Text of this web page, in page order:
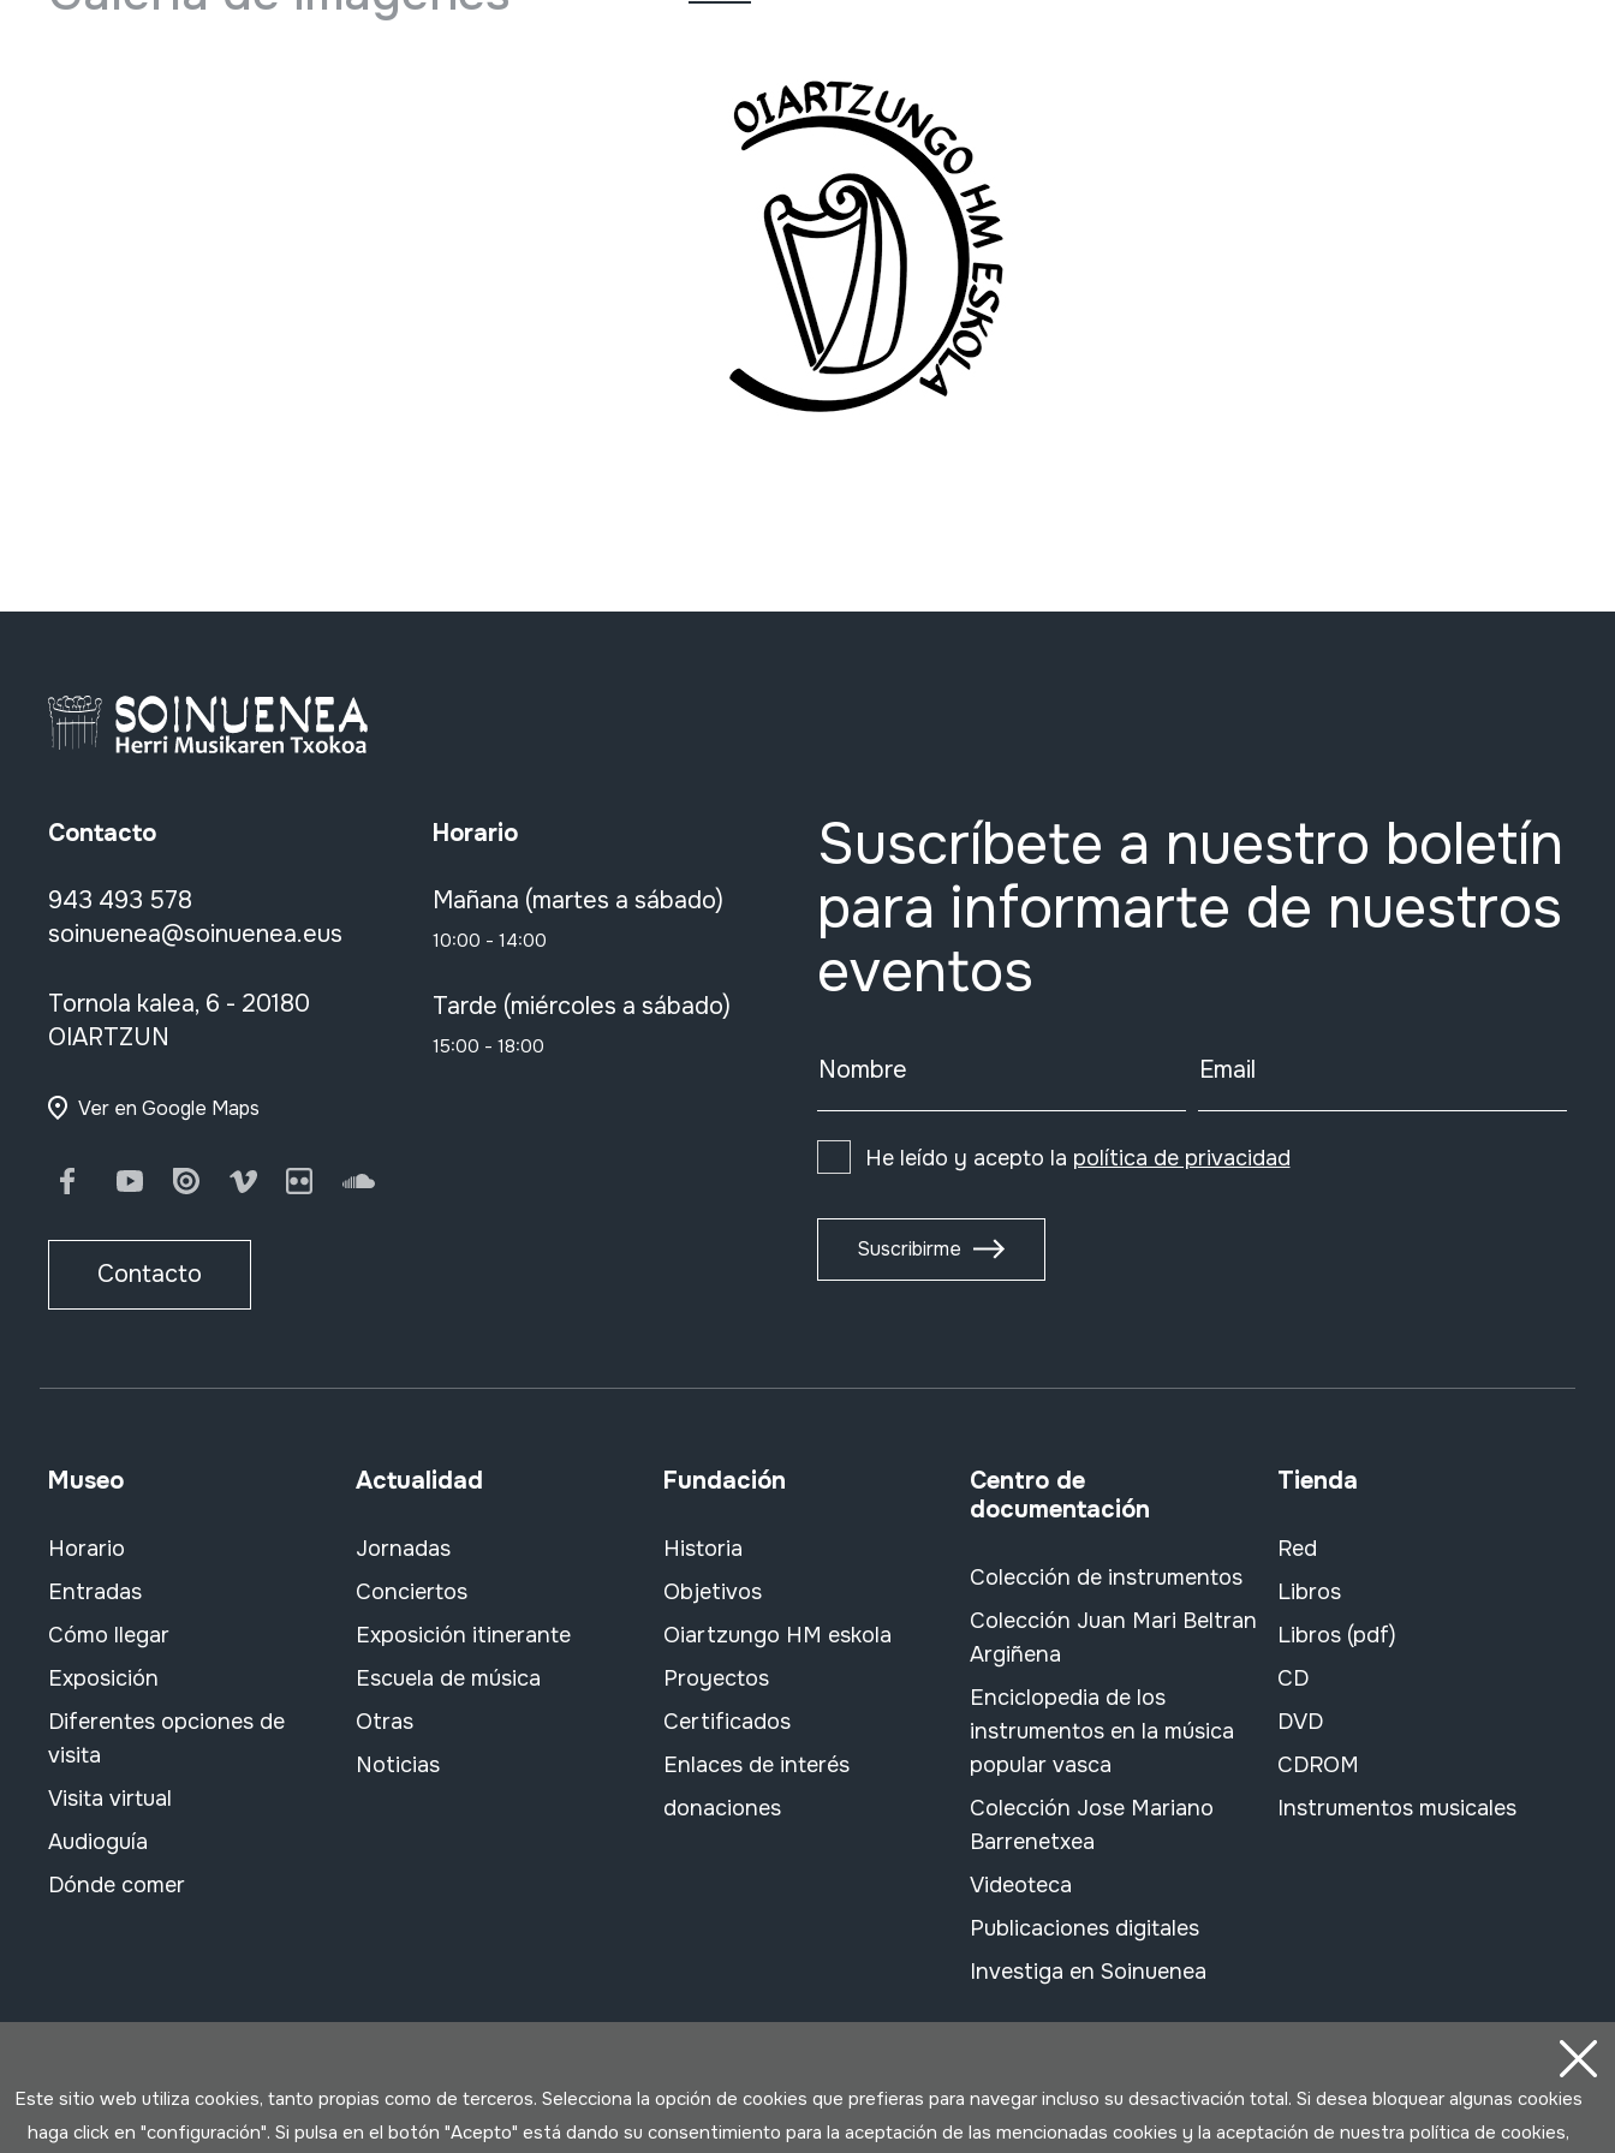
Contacto
943 493 578
soinuenea@soinuenea.eus
Tornola kalea, 6 - 20180
OIARTZUN
Ver en Google Maps
FacebookYoutubeIssuu Vimeo FlickrSoundCloud
Contacto
Horario
Mañana (martes a sábado)
10:00 - 14:00
Tarde (miércoles a sábado)
15:00 - 18:00
Suscríbete a nuestro boletín
para informarte de nuestros
eventos
Nombre Email
He leído y acepto la política de privacidad
Suscribirme
Museo
Horario
Entradas
Cómo llegar
Exposición
Diferentes opciones de
visita
Visita virtual
Audioguía
Dónde comer
Actualidad
Jornadas
Conciertos
Exposición itinerante
Escuela de música
Otras
Noticias
Fundación
Historia
Objetivos
Oiartzungo HM eskola
Proyectos
Certificados
Enlaces de interés
donaciones
Centro de
documentación
Colección de instrumentos
Colección Juan Mari Beltran
Argiñena
Enciclopedia de los
instrumentos en la música
popular vasca
Colección Jose Mariano
Barrenetxea
Videoteca
Publicaciones digitales
Investiga en Soinuenea
Tienda
Red
Libros
Libros (pdf)
CD
DVD
CDROM
Instrumentos musicales
Este sitio web utiliza cookies, tanto propias como de terceros. Selecciona la opción de cookies que prefieras para navegar incluso su desactivación total. Si desea bloquear algunas cookies
haga click en "configuración". Si pulsa en el botón "Acepto" está dando su consentimiento para la aceptación de las mencionadas cookies y la aceptación de nuestra política de cookies,